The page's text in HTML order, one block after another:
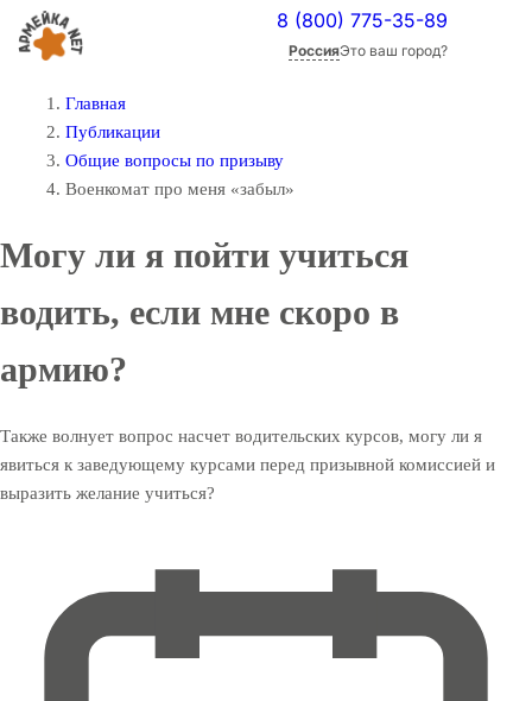
8 (800) 775-35-89
РоссияЭто ваш город?
Главная
Публикации
Общие вопросы по призыву
Военкомат про меня «забыл»
Могу ли я пойти учиться
водить, если мне скоро в
армию?
Также волнует вопрос насчет водительских курсов, могу ли я
явиться к заведующему курсами перед призывной комиссией и
выразить желание учиться?